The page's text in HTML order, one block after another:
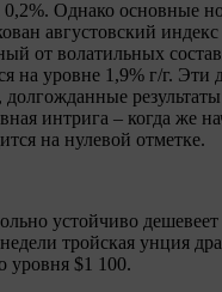
Однако основные
августовский
от волатильных
на уровне 1,9% г/г.
результаты
интрига – когда же
на нулевой отметке.
устойчиво
тройская унция
уровня $1 100.